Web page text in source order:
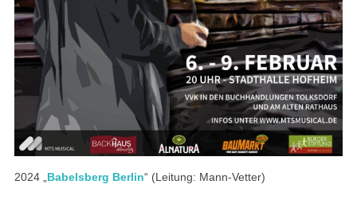
2024 „ Babelsberg Berlin“ (Leitung: Mann-Vetter)